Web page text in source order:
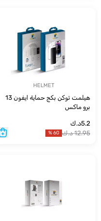
HELMET
هيلمت توكن بكج حماية ايفون 13
برو ماكس
5.2د.ك
12.95د.ك 60
%